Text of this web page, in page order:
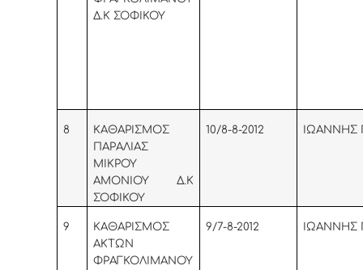
Δ.Κ ΣΟΦΙΚΟΥ
8
KAΘΑΡΙΣΜΟΣ
ΠΑΡΑΛΙΑΣ
ΜΙΚΡΟΥ
ΑΜΟΝΙΟΥ Δ.Κ
ΣΟΦΙΚΟΥ
10/8-8-2012
9
KAΘΑΡΙΣΜΟΣ
ΑΚΤΩΝ
ΦΡΑΓΚΟΛΙΜΑΝΟΥ
9/7-8-2012